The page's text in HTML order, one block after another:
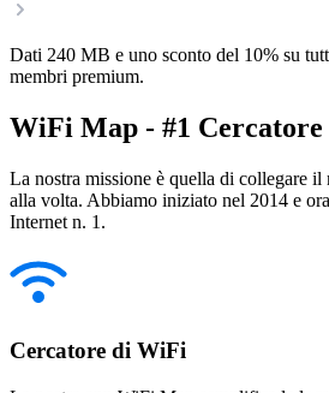
Dati 240 MB e uno sconto del 10% su
membri premium.
WiFi Map - #1
La nostra missione è quella di collegare
alla volta. Abbiamo iniziato nel 2014 e
Internet n. 1.
Cercatore di WiFi